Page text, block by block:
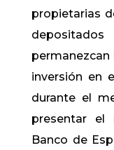
propietarias
inversión en
durante el
presentar
Banco de